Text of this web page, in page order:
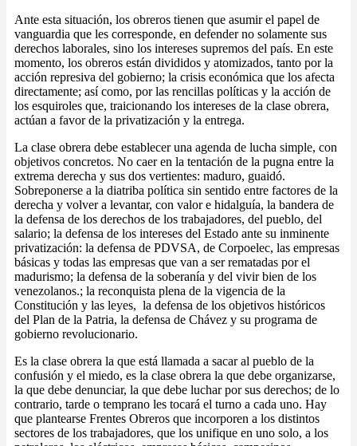
Ante esta situación, los obreros tienen que asumir el papel de
vanguardia que les corresponde, en defender no solamente sus
derechos laborales, sino los intereses supremos del país. En este
momento, los obreros están divididos y atomizados, tanto por la
acción represiva del gobierno; la crisis económica que los afecta
directamente; así como, por las rencillas políticas y la acción de
los esquiroles que, traicionando los intereses de la clase obrera,
actúan a favor de la privatización y la entrega.
La clase obrera debe establecer una agenda de lucha simple, con
objetivos concretos. No caer en la tentación de la pugna entre la
extrema derecha y sus dos vertientes: maduro, guaidó.
Sobreponerse a la diatriba política sin sentido entre factores de la
derecha y volver a levantar, con valor e hidalguía, la bandera de
la defensa de los derechos de los trabajadores, del pueblo, del
salario; la defensa de los intereses del Estado ante su inminente
privatización: la defensa de PDVSA, de Corpoelec, las empresas
básicas y todas las empresas que van a ser rematadas por el
madurismo; la defensa de la soberanía y del vivir bien de los
venezolanos.; la reconquista plena de la vigencia de la
Constitución y las leyes, la defensa de los objetivos históricos
del Plan de la Patria, la defensa de Chávez y su programa de
gobierno revolucionario.
Es la clase obrera la que está llamada a sacar al pueblo de la
confusión y el miedo, es la clase obrera la que debe organizarse,
la que debe denunciar, la que debe luchar por sus derechos; de lo
contrario, tarde o temprano les tocará el turno a cada uno. Hay
que plantearse Frentes Obreros que incorporen a los distintos
sectores de los trabajadores, que los unifique en uno solo, a los